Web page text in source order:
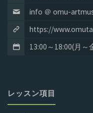
info ＠ omu-
https://
13:00～18:00(月～
レッスン項目